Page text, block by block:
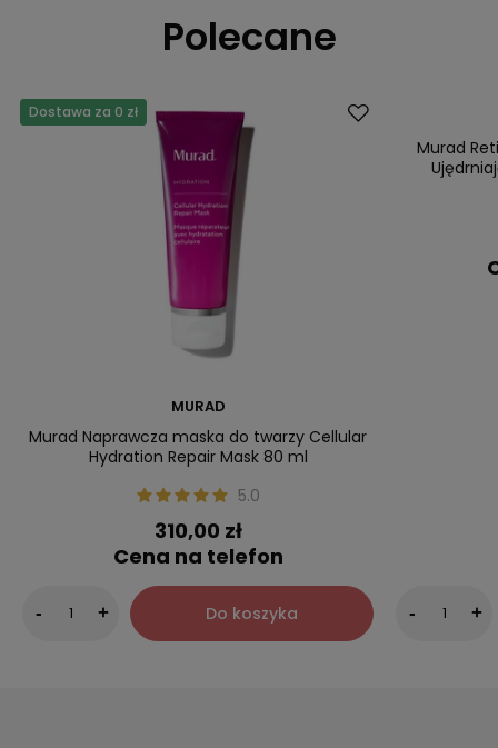
Polecane
Dostawa za 0 zł
MURAD
Murad Naprawcza maska do twarzy Cellular
Hydration Repair Mask 80 ml
5.0
310,00 zł
Cena na telefon
- + Do koszyka
Nasz
Murad
- +